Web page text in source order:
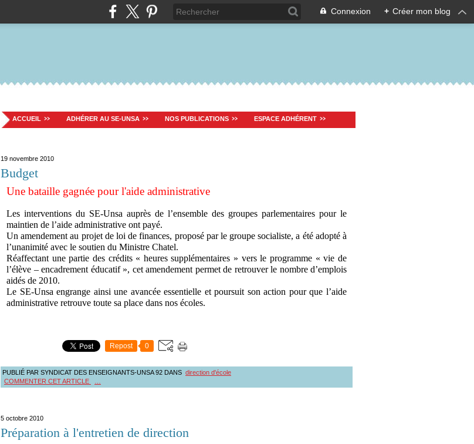
Connexion + Créer mon blog
ACCUEIL ADHÉRER AU SE-UNSA NOS PUBLICATIONS ESPACE ADHÉRENT
19 novembre 2010
Budget
Une bataille gagnée pour l'aide administrative
Les interventions du SE-Unsa auprès de l’ensemble des groupes parlementaires pour le
maintien de l’aide administrative ont payé.
Un amendement au projet de loi de finances, proposé par le groupe socialiste, a été adopté à
l’unanimité avec le soutien du Ministre Chatel.
Réaffectant une partie des crédits « heures supplémentaires » vers le programme « vie de
l’élève – encadrement éducatif », cet amendement permet de retrouver le nombre d’emplois
aidés de 2010.
Le SE-Unsa engrange ainsi une avancée essentielle et poursuit son action pour que l’aide
administrative retrouve toute sa place dans nos écoles.
Repost 0
PUBLIÉ PAR SYNDICAT DES ENSEIGNANTS-UNSA 92 DANS direction d'école
COMMENTER CET ARTICLE
5 octobre 2010
Préparation à l'entretien de direction